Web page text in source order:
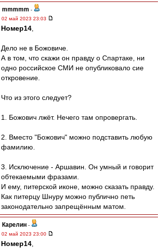
mmmmm -
02 май 2023 23:03
Номер14
Дело не в Божовиче.
А в том, что скажи он правду о Спартаке, ни
одно российское СМИ не опубликовало сие
откровение.
Что из этого следует?
1. Божович лжёт. Нечего там опровергать.
2. Вместо "Божович" можно подставить любую
фамилию.
3. Исключение - Аршавин. Он умный и говорит
обтекаемыми фразами.
И ему, питерской иконе, можно сказать правду.
Как питерцу Шнуру можно публично петь
законодательно запрещённым матом.
Карелин -
02 май 2023 23:00
Номер14